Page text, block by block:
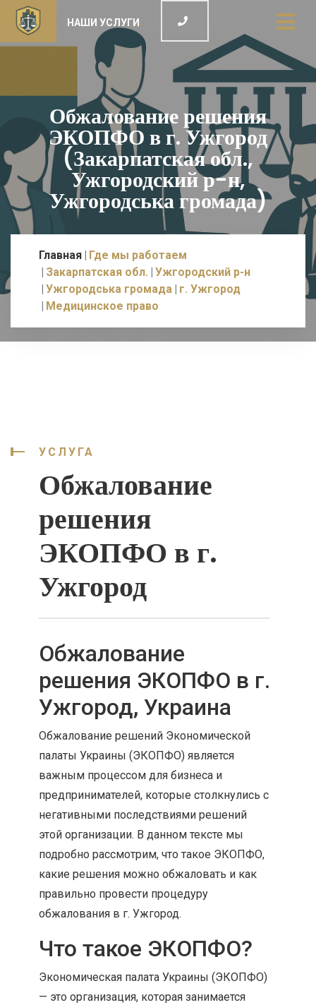
НАШИ УСЛУГИ
Обжалование решения
ЭКОПФО в г. Ужгород
(Закарпатская обл.,
Ужгородский р-н,
Ужгородська громада)
Главная Где мы работаем
Закарпатская обл. Ужгородский р-н
Ужгородська громада г. Ужгород
Медицинское право
УСЛУГА
Обжалование
решения
ЭКОПФО в г.
Ужгород
Обжалование
решения ЭКОПФО в г.
Ужгород, Украина
Обжалование решений Экономической
палаты Украины (ЭКОПФО) является
важным процессом для бизнеса и
предпринимателей, которые столкнулись с
негативными последствиями решений
этой организации. В данном тексте мы
подробно рассмотрим, что такое ЭКОПФО,
какие решения можно обжаловать и как
правильно провести процедуру
обжалования в г. Ужгород.
Что такое ЭКОПФО?
Экономическая палата Украины (ЭКОПФО)
— это организация, которая занимается